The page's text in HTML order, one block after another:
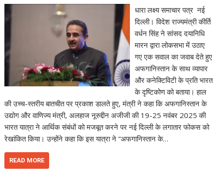
धारा लक्ष्य समाचार पत्र नई
दिल्ली। विदेश राज्यमंत्री कीर्ति
वर्धन सिंह ने सांसद दयानिधि
मारन द्वारा लोकसभा में उठाए
गए एक सवाल का जवाब देते हुए
अफगानिस्तान के साथ व्यापार
और कनेक्टिविटी के प्रति भारत
के दृष्टिकोण को बताया। हाल
की उच्च-स्तरीय बातचीत पर प्रकाश डालते हुए, मंत्री ने कहा कि अफगानिस्तान के
उद्योग और वाणिज्य मंत्री, अलहाज नूरुद्दीन अजीजी की 19-25 नवंबर 2025 की
भारत यात्रा ने आर्थिक संबंधों को मजबूत करने पर नई दिल्ली के लगातार फोकस को
रेखांकित किया। उन्होंने कहा कि इस यात्रा ने “अफगानिस्तान के…
READ MORE